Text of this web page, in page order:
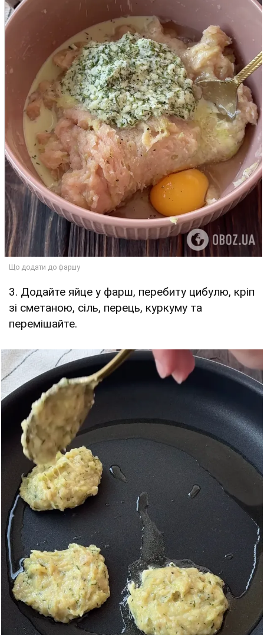
3. Додайте яйце у фарш, перебиту цибулю, кріп
зі сметаною, сіль, перець, куркуму та
перемішайте.